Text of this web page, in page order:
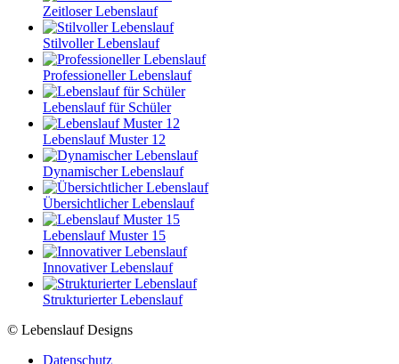
Zeitloser Lebenslauf
Stilvoller Lebenslauf
Professioneller Lebenslauf
Lebenslauf für Schüler
Lebenslauf Muster 12
Dynamischer Lebenslauf
Übersichtlicher Lebenslauf
Lebenslauf Muster 15
Innovativer Lebenslauf
Strukturierter Lebenslauf
© Lebenslauf Designs
Datenschutz